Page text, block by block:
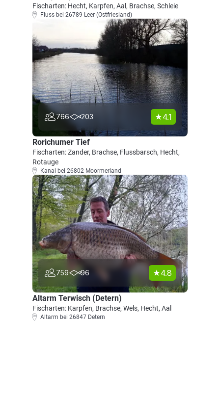
Fischarten: Hecht, Karpfen, Aal, Brachse, Schleie
Fluss bei 26789 Leer (Ostfriesland)
766 203 4.1
Rorichumer Tief
Fischarten: Zander, Brachse, Flussbarsch, Hecht,
Rotauge
Kanal bei 26802 Moormerland
759 96 4.8
Altarm Terwisch (Detern)
Fischarten: Karpfen, Brachse, Wels, Hecht, Aal
Altarm bei 26847 Detern